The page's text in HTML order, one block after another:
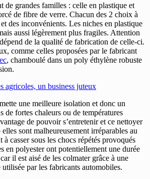
de grandes familles : celle en plastique et
de fibre de verre. Chacun des 2 choix à
des inconvénients. Les niches en plastique
aussi légèrement plus fragiles. Attention
de la qualité de fabrication de celle-ci.
comme celles proposées par le fabricant
, chamboulé dans un poly éthylène robuste
agricoles, un business juteux
une meilleure isolation et donc un
de fortes chaleurs ou de températures
de pouvoir s’entretenir et ce nettoyer
sont malheureusement irréparables au
à casser sous les chocs répétés provoqués
en polyester ont potentiellement une durée
il est aisé de les colmater grâce à une
par les fabricants automobiles.